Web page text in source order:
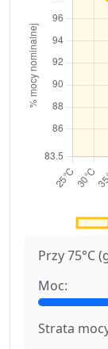
Przy 75°C
Moc:
Strata